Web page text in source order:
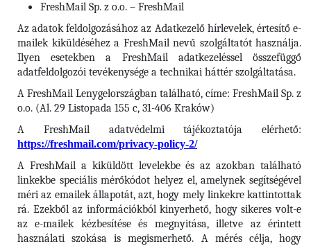
FreshMail Sp. z o.o. – FreshMail
Az adatok feldolgozásához az Adatkezelő hírlevelek, értesítő e-
mailek kiküldéséhez a FreshMail nevű szolgáltatót használja.
Ilyen esetekben a FreshMail adatkezeléssel összefüggő
adatfeldolgozói tevékenysége a technikai háttér szolgáltatása.
A FreshMail Lenygelországban található, címe: FreshMail Sp. z
o.o. (Al. 29 Listopada 155 c, 31-406 Kraków)
A FreshMail adatvédelmi tájékoztatója elérhető:
https://freshmail.com/privacy-policy-2/
A FreshMail a kiküldött levelekbe és az azokban található
linkekbe speciális mérőkódot helyez el, amelynek segítségével
méri az emailek állapotát, azt, hogy mely linkekre kattintottak
rá. Ezekből az információkból kinyerhető, hogy sikeres volt-e
az e-mailek kézbesítése és megnyitása, illetve az érintett
használati szokása is megismerhető. A mérés célja, hogy